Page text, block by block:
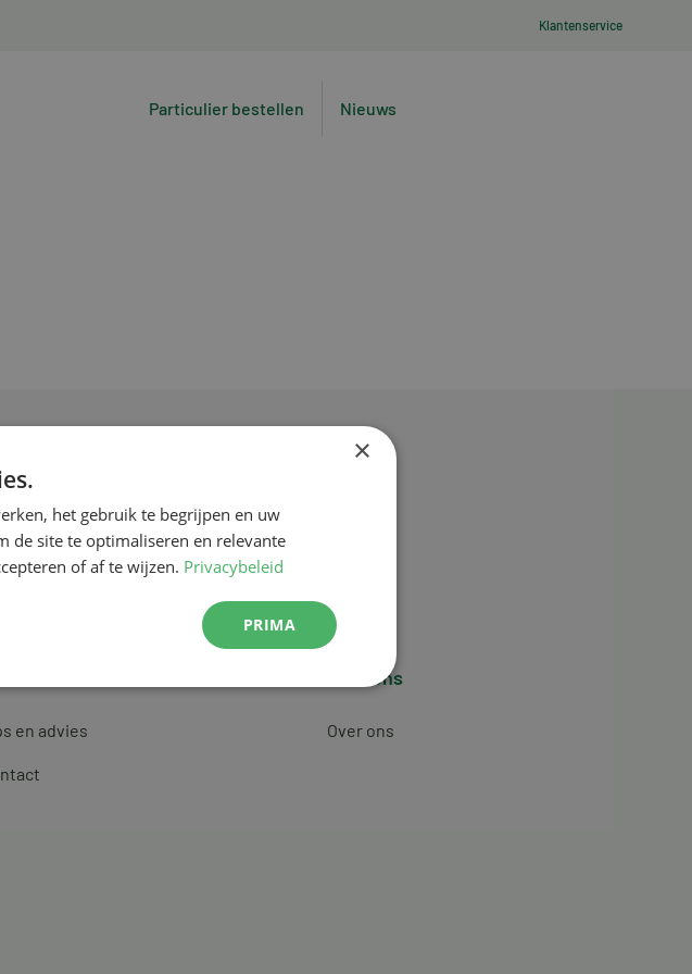
Klantenservice
Particulier bestellen Nieuws
en advies
Over ons
Over ons
×
het gebruik te begrijpen en uw
de site te optimaliseren en relevante
of af te wijzen. Privacybeleid
PRIMA